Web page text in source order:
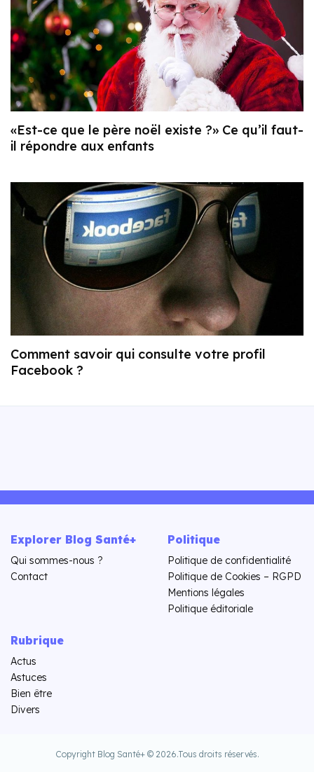
«Est-ce que le père noël existe ?» Ce qu’il faut-
il répondre aux enfants
Comment savoir qui consulte votre profil
Facebook ?
Explorer Blog Santé+
Qui sommes-nous ?
Contact
Politique
Politique de confidentialité
Politique de Cookies – RGPD
Mentions légales
Politique éditoriale
Rubrique
Actus
Astuces
Bien être
Divers
Copyright Blog Santé+ © 2026.Tous droits réservés.